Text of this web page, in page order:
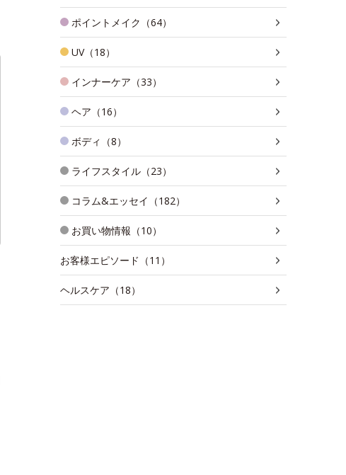
ポイントメイク（64）
UV（18）
インナーケア（33）
ヘア（16）
ボディ（8）
ライフスタイル（23）
コラム&エッセイ（182）
お買い物情報（10）
お客様エピソード（11）
ヘルスケア（18）